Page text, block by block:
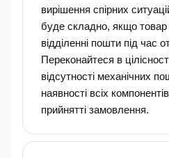
вирішення спірних
буде складно, якщо товар
відділенні пошти під час
Переконайтеся в
відсутності механічних
наявності всіх
прийнятті замовлення.